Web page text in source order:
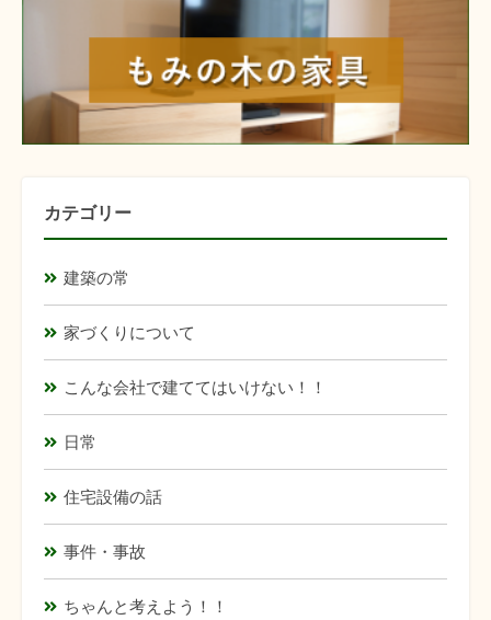
カテゴリー
建築の常
家づくりについて
こんな会社で建ててはいけない！！
日常
住宅設備の話
事件・事故
ちゃんと考えよう！！